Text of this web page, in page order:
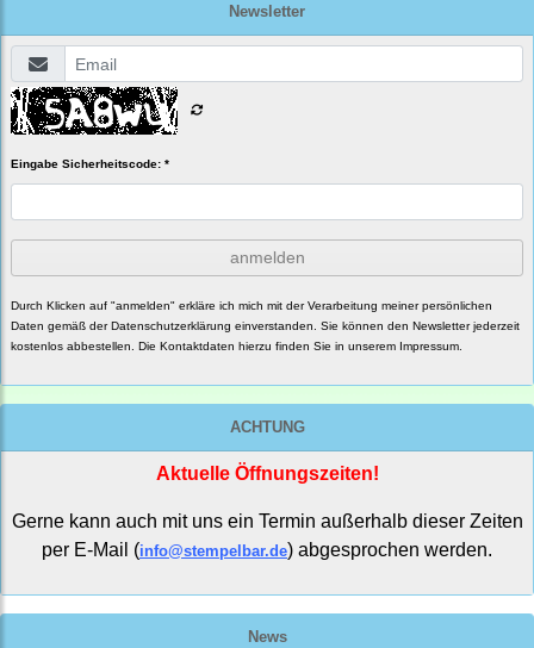
Newsletter
Eingabe Sicherheitscode: *
anmelden
Durch Klicken auf "anmelden" erkläre ich mich mit der Verarbeitung meiner persönlichen
Daten gemäß der Datenschutzerklärung einverstanden. Sie können den Newsletter jederzeit
kostenlos abbestellen. Die Kontaktdaten hierzu finden Sie in unserem Impressum.
ACHTUNG
Aktuelle Öffnungszeiten!
Gerne kann auch mit uns ein Termin außerhalb dieser Zeiten
per E-Mail (info@stempelbar.de) abgesprochen werden.
News